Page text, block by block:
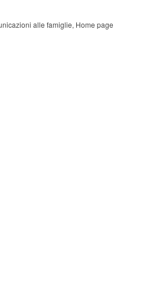
alle famiglie, Home page